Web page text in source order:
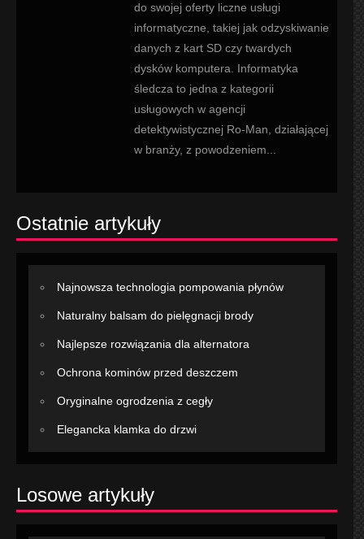
do swojej oferty liczne usługi
informatyczne, takiej jak odzyskiwanie
danych z kart SD czy twardych
dysków komputera. Informatyka
śledcza to jedna z kategorii
usługowych w agencji
detektywistycznej Ro-Man, działającej
w branży, z powodzeniem...
Ostatnie artykuły
Najnowsza technologia pompowania płynów
Naturalny balsam do pielęgnacji brody
Najlepsze rozwiązania dla alternatora
Ochrona kominów przed deszczem
Oryginalne ogrodzenia z cegły
Elegancka klamka do drzwi
Losowe artykuły